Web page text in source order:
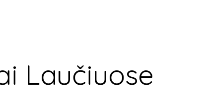
Laučiuose